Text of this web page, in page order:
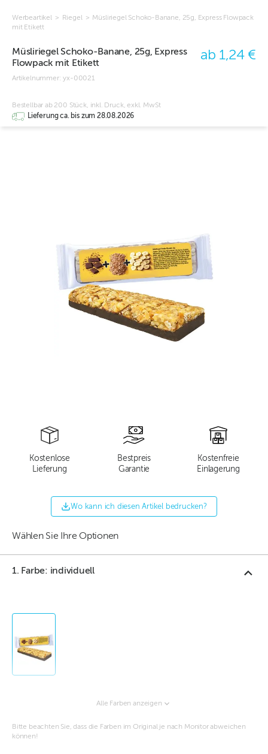
Werbeartikel > Riegel > Müsliriegel Schoko-Banane, 25g, Express Flowpack
mit Etikett
Müsliriegel Schoko-Banane, 25g, Express
Flowpack mit Etikett
Artikelnummer:yx-00021
ab 1,24 €
Bestellbar ab 200 Stück, inkl. Druck, exkl. MwSt
Lieferung ca. bis zum 28.08.2026
Kostenlose
Lieferung
Bestpreis
Garantie
Kostenfreie
Einlagerung
Wo kann ich diesen Artikel bedrucken?
Wählen Sie Ihre Optionen
1. Farbe: individuell
Alle Farben anzeigen
Bitte beachten Sie, dass die Farben im Original je nach Monitor abweichen
können!